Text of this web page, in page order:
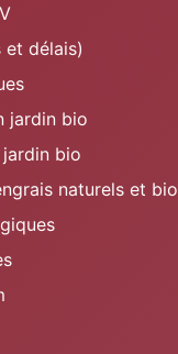
et délais)
jardin bio
bio
naturels et bio